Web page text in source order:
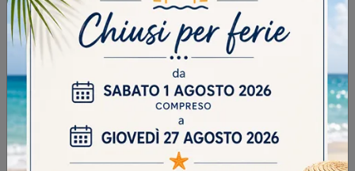
SFOGLIA I NOSTRI CATALOGHI
Scrivere la parola "Fragole" al singolare
INVIA